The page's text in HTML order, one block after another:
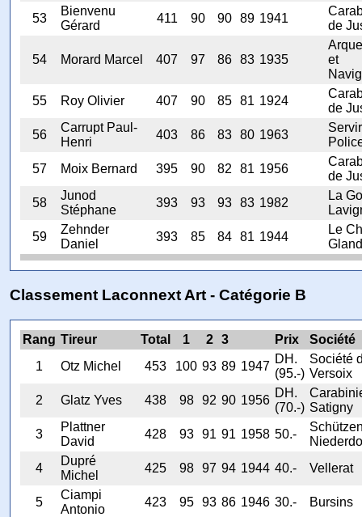
53
Bienvenu
Gérard
411 90 90 89 1941
de
54 Morard Marcel 407 97 86 83 1935
et
55
Roy Olivier 407 90 85 81 1924
de
56
Carrupt Paul-
Henri
403 86 83 80 1963
Servir
57
Moix Bernard 395 90 82 81 1956
de
58
Junod
Stéphane
393 93 93 83 1982
La
59
Zehnder
Daniel
393 85 84 81 1944
Le
Gland
Classement Laconnext Art - Catégorie B
Rang Tireur Total 1 2 3 Prix
Société
1
Otz Michel 453 100 93 89 1947
DH.
(95.-)
Société
Versoix
2
Glatz Yves 438 98 92 90 1956
DH.
(70.-) Satigny
3
Plattner
David
428 93 91 91 1958 50.-
4
Dupré
Michel
425 98 97 94 1944 40.- Vellerat
5
Ciampi
Antonio
423 95 93 86 1946 30.- Bursins